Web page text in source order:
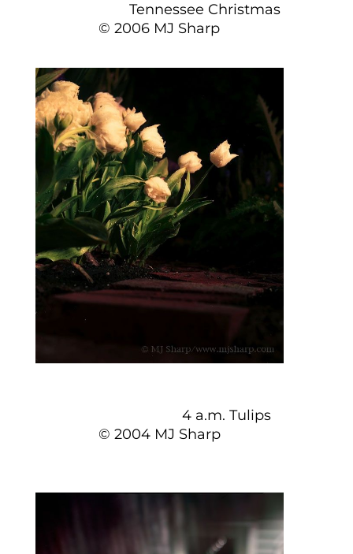
Tennessee Christmas
© 2006 MJ Sharp
4 a.m. Tulips
© 2004 MJ Sharp